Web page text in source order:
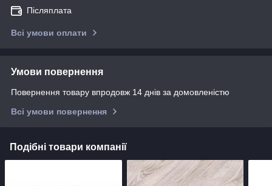
Післяплата
Всі умови оплати
Умови повернення
Повернення товару впродовж 14 днів за домовленістю
Всі умови повернення
Подібні товари компанії